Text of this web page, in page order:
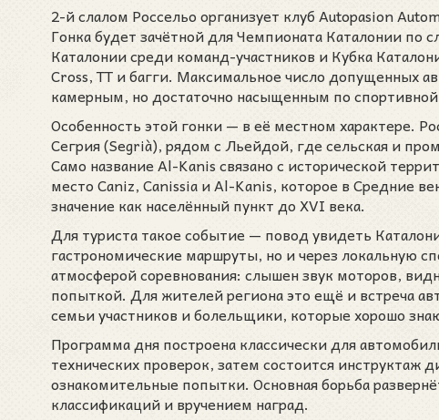
2-й слалом Россельо организует клуб Autopasion
Гонка будет зачётной для Чемпионата Каталонии по
Каталонии среди команд-участников и Кубка
Cross, TT и багги. Максимальное число допущенных
камерным, но достаточно насыщенным по
Особенность этой гонки — в её местном характере.
Сегрия (Segrià), рядом с Льейдой, где сельская и
Само название Al-Kanis связано с исторической
место Caniz, Canissia и Al-Kanis, которое в Средние
значение как населённый пункт до XVI века.
Для туриста такое событие — повод увидеть
гастрономические маршруты, но и через локальную
атмосферой соревнования: слышен звук моторов,
попыткой. Для жителей региона это ещё и встреча
семьи участников и болельщики, которые хорошо
Программа дня построена классически для
технических проверок, затем состоится инструктаж
ознакомительные попытки. Основная борьба
классификаций и вручением наград.